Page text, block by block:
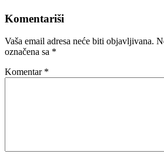
Komentariši
Vaša email adresa neće biti objavljivana.
označena sa *
Komentar *